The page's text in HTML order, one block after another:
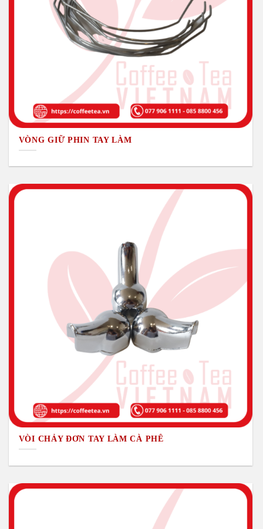
VÒNG GIỮ PHIN TAY LÀM
VÒI CHẢY ĐƠN TAY LÀM CÀ PHÊ